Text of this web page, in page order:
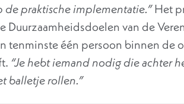
de praktische implementatie.”Het
Duurzaamheidsdoelen van de
tenminste één persoon binnen de
“Je hebt iemand nodig die achter
balletje rollen.”